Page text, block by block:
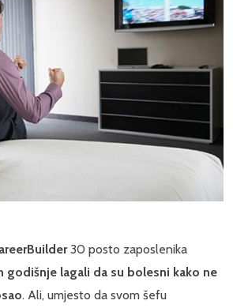
30 posto zaposlenika
godišnje lagali da su bolesni kako ne
. Ali, umjesto da svom šefu